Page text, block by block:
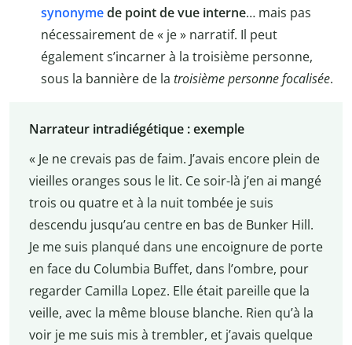
synonymede point de vue interne… mais pas
nécessairement de « je » narratif. Il peut
également s’incarner à la troisième personne,
sous la bannière de la troisième personne focalisée.
Narrateur intradiégétique : exemple
« Je ne crevais pas de faim. J’avais encore plein de
vieilles oranges sous le lit. Ce soir-là j’en ai mangé
trois ou quatre et à la nuit tombée je suis
descendu jusqu’au centre en bas de Bunker Hill.
Je me suis planqué dans une encoignure de porte
en face du Columbia Buffet, dans l’ombre, pour
regarder Camilla Lopez. Elle était pareille que la
veille, avec la même blouse blanche. Rien qu’à la
voir je me suis mis à trembler, et j’avais quelque